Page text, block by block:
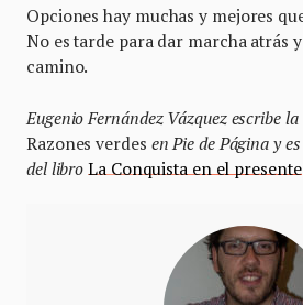
Opciones hay muchas y mejores
No es tarde para dar marcha atrás
camino.
Eugenio Fernández Vázquez escribe
Razones verdes en Pie de Página y
del libroLa Conquista en el presente